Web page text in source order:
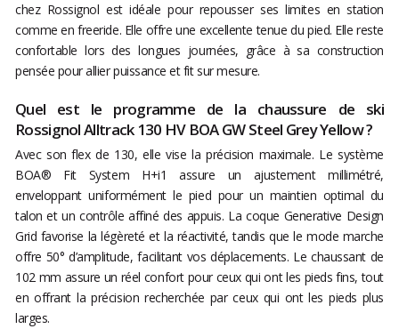
chez Rossignol est idéale pour repousser ses limites en station
comme en freeride. Elle offre une excellente tenue du pied. Elle reste
confortable lors des longues journées, grâce à sa construction
pensée pour allier puissance et fit sur mesure.
Quel est le programme de la chaussure de ski
Rossignol Alltrack 130 HV BOA GW Steel Grey Yellow ?
Avec son flex de 130, elle vise la précision maximale. Le système
BOA® Fit System H+i1 assure un ajustement millimétré,
enveloppant uniformément le pied pour un maintien optimal du
talon et un contrôle affiné des appuis. La coque Generative Design
Grid favorise la légèreté et la réactivité, tandis que le mode marche
offre 50° d’amplitude, facilitant vos déplacements. Le chaussant de
102 mm assure un réel confort pour ceux qui ont les pieds fins, tout
en offrant la précision recherchée par ceux qui ont les pieds plus
larges.